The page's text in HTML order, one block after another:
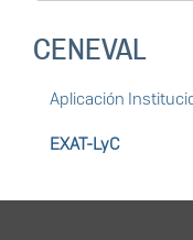
CENEVAL
Aplicación
EXAT-LyC